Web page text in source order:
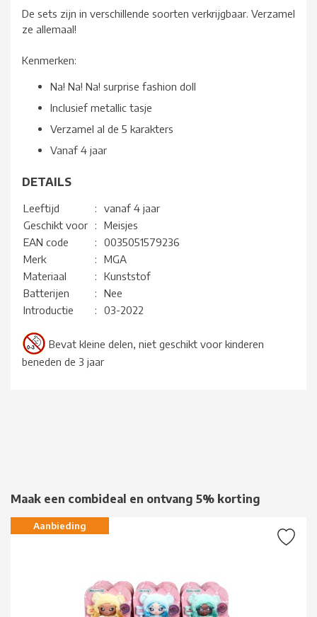
De sets zijn in verschillende soorten verkrijgbaar. Verzamel
ze allemaal!
Kenmerken:
Na! Na! Na! surprise fashion doll
Inclusief metallic tasje
Verzamel al de 5 karakters
Vanaf 4 jaar
DETAILS
Leeftijd :
vanaf 4 jaar
Geschikt voor
:
Meisjes
EAN code
:
0035051579236
Merk
:
MGA
Materiaal
:
Kunststof
Batterijen
:
Nee
Introductie
: 03-2022
Bevat kleine delen, niet geschikt voor kinderen
beneden de 3 jaar
Maak een combideal en ontvang 5% korting
Aanbieding